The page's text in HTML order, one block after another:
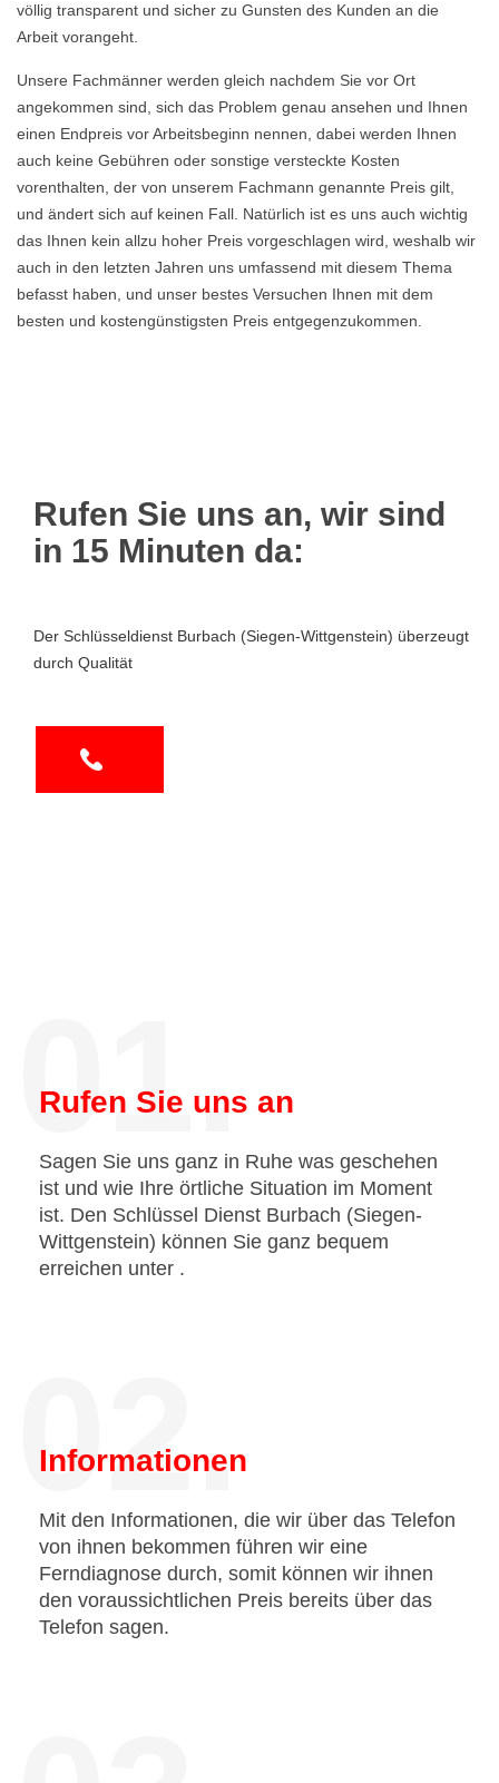
völlig transparent und sicher zu Gunsten des Kunden an die
Arbeit vorangeht.
Unsere Fachmänner werden gleich nachdem Sie vor Ort
angekommen sind, sich das Problem genau ansehen und Ihnen
einen Endpreis vor Arbeitsbeginn nennen, dabei werden Ihnen
auch keine Gebühren oder sonstige versteckte Kosten
vorenthalten, der von unserem Fachmann genannte Preis gilt,
und ändert sich auf keinen Fall. Natürlich ist es uns auch wichtig
das Ihnen kein allzu hoher Preis vorgeschlagen wird, weshalb wir
auch in den letzten Jahren uns umfassend mit diesem Thema
befasst haben, und unser bestes Versuchen Ihnen mit dem
besten und kostengünstigsten Preis entgegenzukommen.
Rufen Sie uns an, wir sind
in 15 Minuten da:
Der Schlüsseldienst Burbach (Siegen-Wittgenstein) überzeugt
durch Qualität
01.
Rufen Sie uns an
Sagen Sie uns ganz in Ruhe was geschehen
ist und wie Ihre örtliche Situation im Moment
ist. Den Schlüssel Dienst Burbach (Siegen-
Wittgenstein) können Sie ganz bequem
erreichen unter .
02.
Informationen
Mit den Informationen, die wir über das Telefon
von ihnen bekommen führen wir eine
Ferndiagnose durch, somit können wir ihnen
den voraussichtlichen Preis bereits über das
Telefon sagen.